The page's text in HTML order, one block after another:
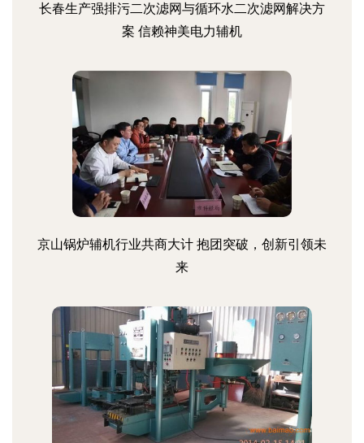
长春生产强排污二次滤网与循环水二次滤网解决方
案 信赖神美电力辅机
京山锅炉辅机行业共商大计 抱团突破，创新引领未
来